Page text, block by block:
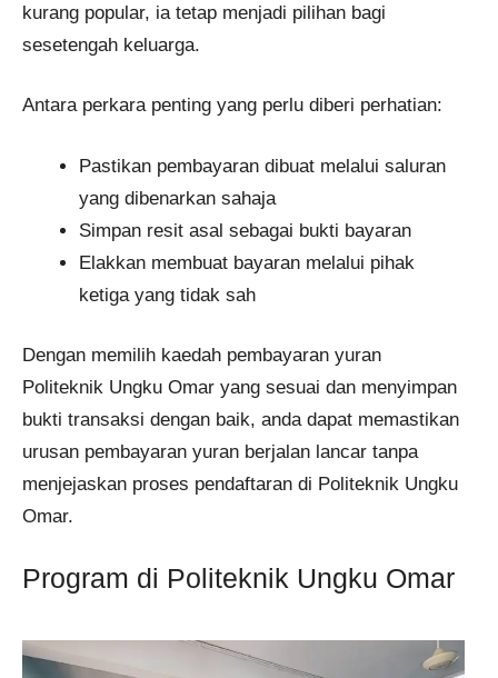
kurang popular, ia tetap menjadi pilihan bagi
sesetengah keluarga.
Antara perkara penting yang perlu diberi perhatian:
Pastikan pembayaran dibuat melalui saluran
yang dibenarkan sahaja
Simpan resit asal sebagai bukti bayaran
Elakkan membuat bayaran melalui pihak
ketiga yang tidak sah
Dengan memilih kaedah pembayaran yuran
Politeknik Ungku Omar yang sesuai dan menyimpan
bukti transaksi dengan baik, anda dapat memastikan
urusan pembayaran yuran berjalan lancar tanpa
menjejaskan proses pendaftaran di Politeknik Ungku
Omar.
Program di Politeknik Ungku Omar